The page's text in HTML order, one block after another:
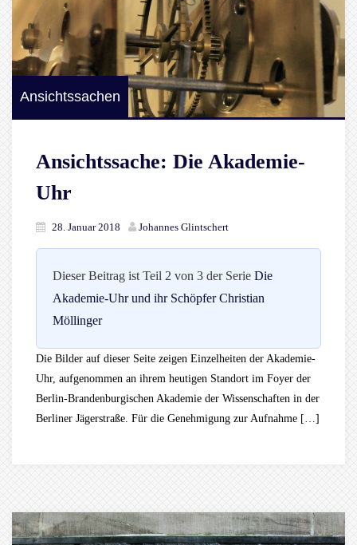
Ansichtssachen
Ansichtssache: Die Akademie-
Uhr
28. Januar 2018 Johannes Glintschert
Dieser Beitrag ist Teil 2 von 3 der Serie Die
Akademie-Uhr und ihr Schöpfer Christian
Möllinger
Die Bilder auf dieser Seite zeigen Einzelheiten der Akademie-
Uhr, aufgenommen an ihrem heutigen Standort im Foyer der
Berlin-Brandenburgischen Akademie der Wissenschaften in der
Berliner Jägerstraße. Für die Genehmigung zur Aufnahme […]